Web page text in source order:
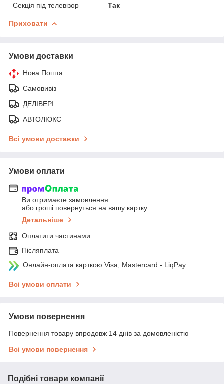
Секція під телевізор
Так
Приховати
Умови доставки
Нова Пошта
Самовивіз
ДЕЛІВЕРІ
АВТОЛЮКС
Всі умови доставки
Умови оплати
Ви отримаєте замовлення
або гроші повернуться на вашу картку
Детальніше
Оплатити частинами
Післяплата
Онлайн-оплата карткою Visa, Mastercard - LiqPay
Всі умови оплати
Умови повернення
Повернення товару впродовж 14 днів за домовленістю
Всі умови повернення
Подібні товари компанії